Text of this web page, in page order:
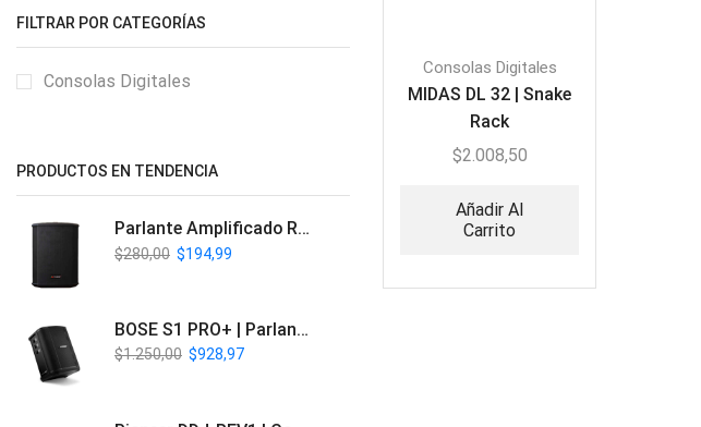
Consolas Digitales
MIDAS DL 32 | Snake
Rack
$2.008,50
Añadir Al
Carrito
FILTRAR POR CATEGORÍAS
Consolas Digitales
PRODUCTOS EN TENDENCIA
Parlante Amplificado Recargable BT | Italy Audio ITL-PRO11
$280,00 $194,99
BOSE S1 PRO+ | Parlante Profesional PA Inalámbrico
$1.250,00 $928,97